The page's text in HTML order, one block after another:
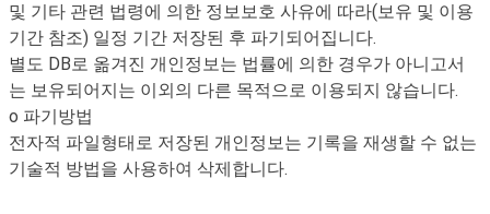
및 기타 관련 법령에 의한 정보보호 사유에 따라(보유 및 이용
기간 참조) 일정 기간 저장된 후 파기되어집니다.
별도 DB로 옮겨진 개인정보는 법률에 의한 경우가 아니고서
는 보유되어지는 이외의 다른 목적으로 이용되지 않습니다.
o 파기방법
전자적 파일형태로 저장된 개인정보는 기록을 재생할 수 없는
기술적 방법을 사용하여 삭제합니다.